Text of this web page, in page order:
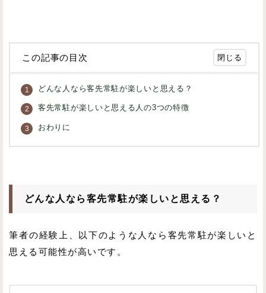
この記事の目次
どんな人なら客先常駐が楽しいと思える？
客先常駐が楽しいと思える人の3つの特徴
おわりに
どんな人なら客先常駐が楽しいと思える？
筆者の経験上、以下のような人なら客先常駐が楽しいと
思える可能性が高いです。